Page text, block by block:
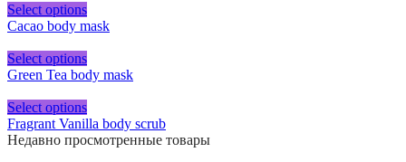
Select options
Cacao body mask
Select options
Green Tea body mask
Select options
Fragrant Vanilla body scrub
Недавно просмотренные товары